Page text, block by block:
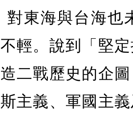
對東海與台海也
不輕。說到「堅
造二戰歷史的企
斯主義、軍國主